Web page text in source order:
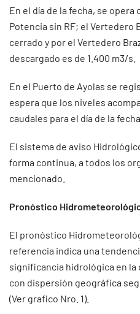
En el día de la fecha, se opera
Potencia sin RF; el Vertedero
cerrado y por el Vertedero
descargado es de 1.400 m3/s.
En el Puerto de Ayolas se
espera que los niveles
caudales para el día de la fecha.
El sistema de aviso
forma continua, a todos los
mencionado.
Pronóstico
El pronóstico
referencia indica una
significancia hidrológica en la
con dispersión geográfica
(Ver grafico Nro. 1).